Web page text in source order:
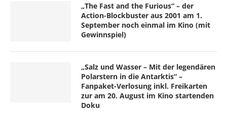
„The Fast and the Furious“ – der
Action-Blockbuster aus 2001 am 1.
September noch einmal im Kino (mit
Gewinnspiel)
„Salz und Wasser – Mit der legendären
Polarstern in die Antarktis“ –
Fanpaket-Verlosung inkl. Freikarten
zur am 20. August im Kino startenden
Doku